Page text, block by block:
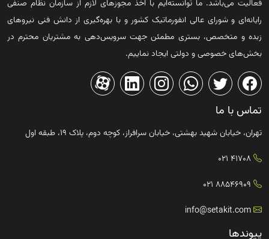
فعالیت می‌باشد. ما توانسته‌ایم با اخذ مجوزهای لازم از سازمان نظام صنفی
رایانه‌ای و شورای عالی انفورماتیک کشور و با بهره‌گیری از دانش فنی نیروهای
زبده و متخصص، بستری مطمئن جهت سرویس‌دهی به مشتریان محترم در
بخش‌های خصوصی و دولتی ایجاد نماییم.
تماس با ما
تهران، خیابان شهید بهشتی، خیابان سرافراز، کوچه دوم، پلاک ۱۹، طبقه اول
41708 021
88546909 021
info@setakit.com
پیوندها